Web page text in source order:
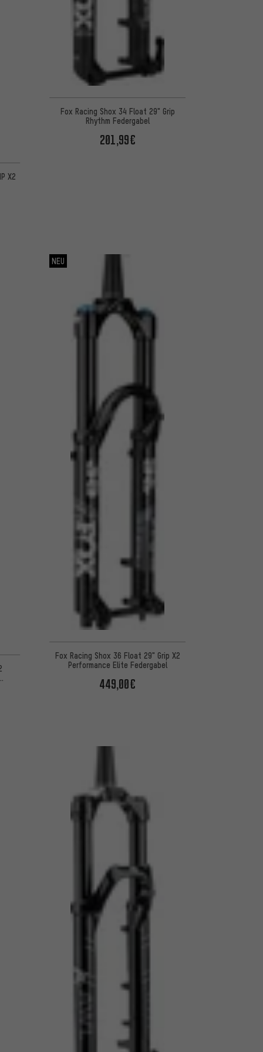
X2
Fox Racing Shox 34 Float 29" Grip
Rhythm Federgabel
201,99€
NEU
Fox Racing Shox 36 Float 29" Grip X2
Performance Elite Federgabel
449,00€